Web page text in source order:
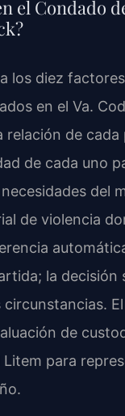
el Condado
los diez
en el Va.
relación de
de cada uno
del
de violencia
la decisión
de
Litem para